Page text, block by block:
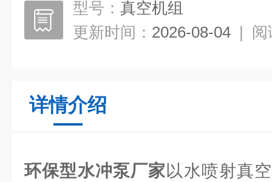
型号： 真空机组
更新时间： 2026-08-04 | 阅
详情介绍
环保型水冲泵厂家以水喷射真